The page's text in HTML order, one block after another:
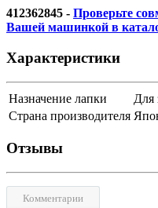
412362845 - Проверьте
Вашей машинкой в
Характеристики
Назначение лапки
Для
Страна производителя
Отзывы
Комментарии